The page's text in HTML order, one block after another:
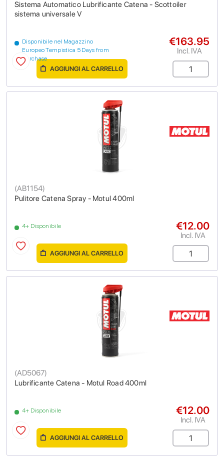
Sistema Automatico Lubrificante Catena - Scottoiler
sistema universale V
Disponibile nel Magazzino
Europeo Tempistica 5 Days from
purchase
€163.95
Incl. IVA
AGGIUNGI AL CARRELLO
Pulitore Catena Spray - Motul 400ml
(AB1154)
4+ Disponibile €12.00
Incl. IVA
AGGIUNGI AL CARRELLO
Lubrificante Catena - Motul Road 400ml
(AD5067)
4+ Disponibile €12.00
Incl. IVA
AGGIUNGI AL CARRELLO